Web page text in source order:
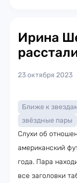
Ирина
23 октября 2023
Ближе к
звёздные пары
Слухи об
американский
года. Пара
все заголовки